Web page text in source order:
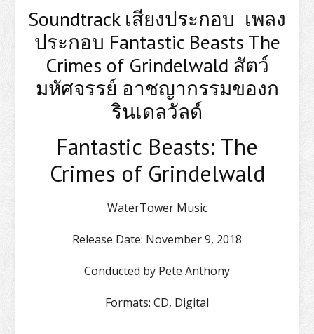
Soundtrack เสียงประกอบ เพลง
ประกอบ Fantastic Beasts The
Crimes of Grindelwald สัตว์
มหัศจรรย์ อาชญากรรมของก
รินเดลวัลด์
Fantastic Beasts: The
Crimes of Grindelwald
WaterTower Music
Release Date: November 9, 2018
Conducted by Pete Anthony
Formats: CD, Digital